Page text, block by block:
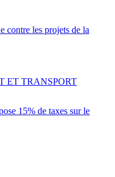
contre les projets de la
15% de taxes sur le
ET TRANSPORT